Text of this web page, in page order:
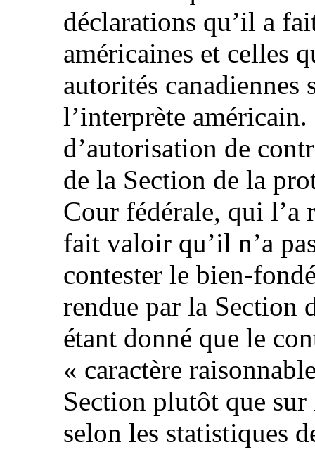
déclarations qu’il a
américaines et celles
autorités canadiennes
l’interprète
d’autorisation de
de la Section de la
Cour fédérale, qui
fait valoir qu’il n’a
contester le
rendue par la Section
étant donné que le
« caractère
Section plutôt que
selon les statistiques